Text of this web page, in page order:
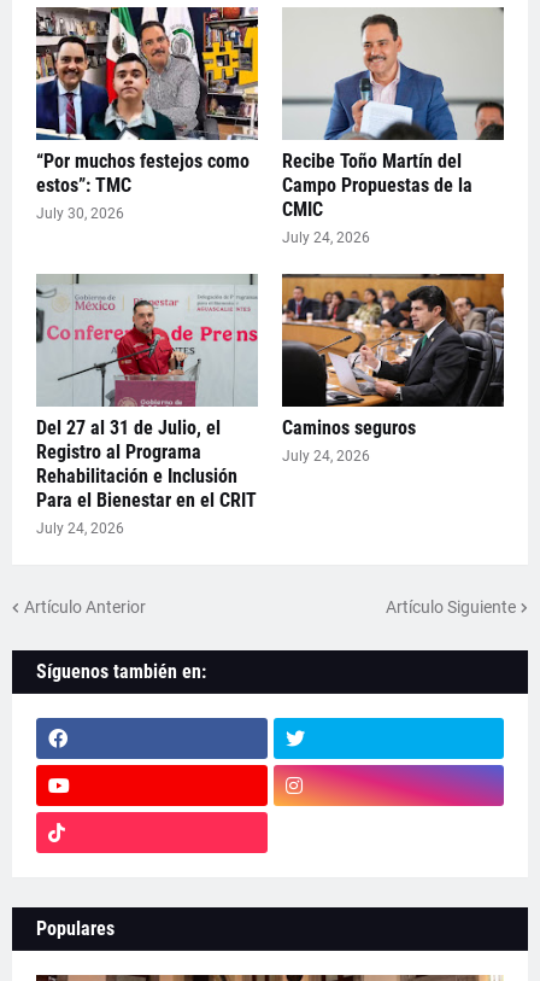
“Por muchos festejos como
estos”: TMC
July 30, 2026
Recibe Toño Martín del
Campo Propuestas de la
CMIC
July 24, 2026
Del 27 al 31 de Julio, el
Registro al Programa
Rehabilitación e Inclusión
Para el Bienestar en el CRIT
July 24, 2026
Caminos seguros
July 24, 2026
Artículo Anterior Artículo Siguiente
Síguenos también en:
Populares